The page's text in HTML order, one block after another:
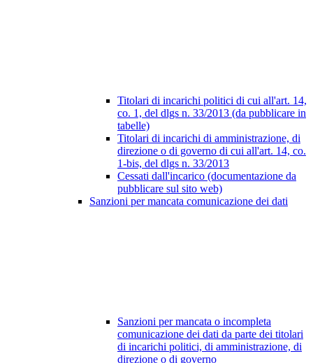
Titolari di incarichi politici di cui all'art. 14,
co. 1, del dlgs n. 33/2013 (da pubblicare in
tabelle)
Titolari di incarichi di amministrazione, di
direzione o di governo di cui all'art. 14, co.
1-bis, del dlgs n. 33/2013
Cessati dall'incarico (documentazione da
pubblicare sul sito web)
Sanzioni per mancata comunicazione dei dati
Sanzioni per mancata o incompleta
comunicazione dei dati da parte dei titolari
di incarichi politici, di amministrazione, di
direzione o di governo